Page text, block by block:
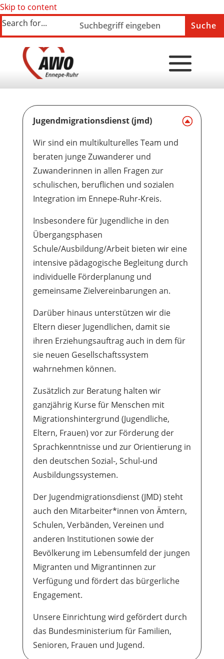
Skip to content
Search for...
Jugendmigrationsdienst (jmd)
Wir sind ein multikulturelles Team und
beraten junge Zuwanderer und
Zuwanderinnen in allen Fragen zur
schulischen, beruflichen und sozialen
Integration im Ennepe-Ruhr-Kreis.
Insbesondere für Jugendliche in den
Übergangsphasen
Schule/Ausbildung/Arbeit bieten wir eine
intensive pädagogische Begleitung durch
individuelle Förderplanung und
gemeinsame Zielvereinbarungen an.
Darüber hinaus unterstützen wir die
Eltern dieser Jugendlichen, damit sie
ihren Erziehungsauftrag auch in dem für
sie neuen Gesellschaftssystem
wahrnehmen können.
Zusätzlich zur Beratung halten wir
ganzjährig Kurse für Menschen mit
Migrationshintergrund (Jugendliche,
Eltern, Frauen) vor zur Förderung der
Sprachkenntnisse und zur Orientierung in
den deutschen Sozial-, Schul-und
Ausbildungssystemen.
Der Jugendmigrationsdienst (JMD) steht
auch den Mitarbeiter*innen von Ämtern,
Schulen, Verbänden, Vereinen und
anderen Institutionen sowie der
Bevölkerung im Lebensumfeld der jungen
Migranten und Migrantinnen zur
Verfügung und fördert das bürgerliche
Engagement.
Unsere Einrichtung wird gefördert durch
das Bundesministerium für Familien,
Senioren, Frauen und Jugend.